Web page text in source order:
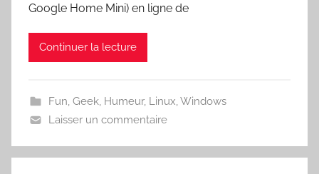
Google Home Mini) en ligne de
Continuer la lecture
Fun Geek, Humeur, Linux Windows
Laisser un commentaire